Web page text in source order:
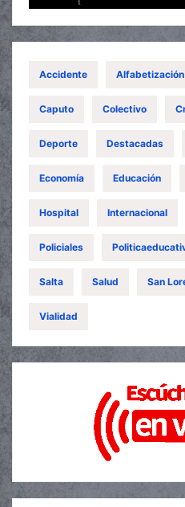
Accidente Alfabetización
Caputo Colectivo
Deporte Destacadas
Economía Educación
Hospital Internacional
Policiales
Salta Salud San
Vialidad